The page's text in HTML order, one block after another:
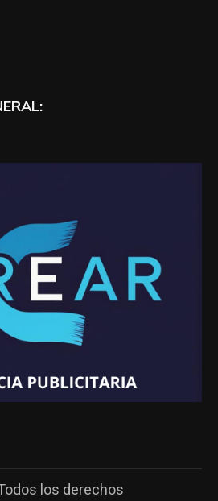
los derechos